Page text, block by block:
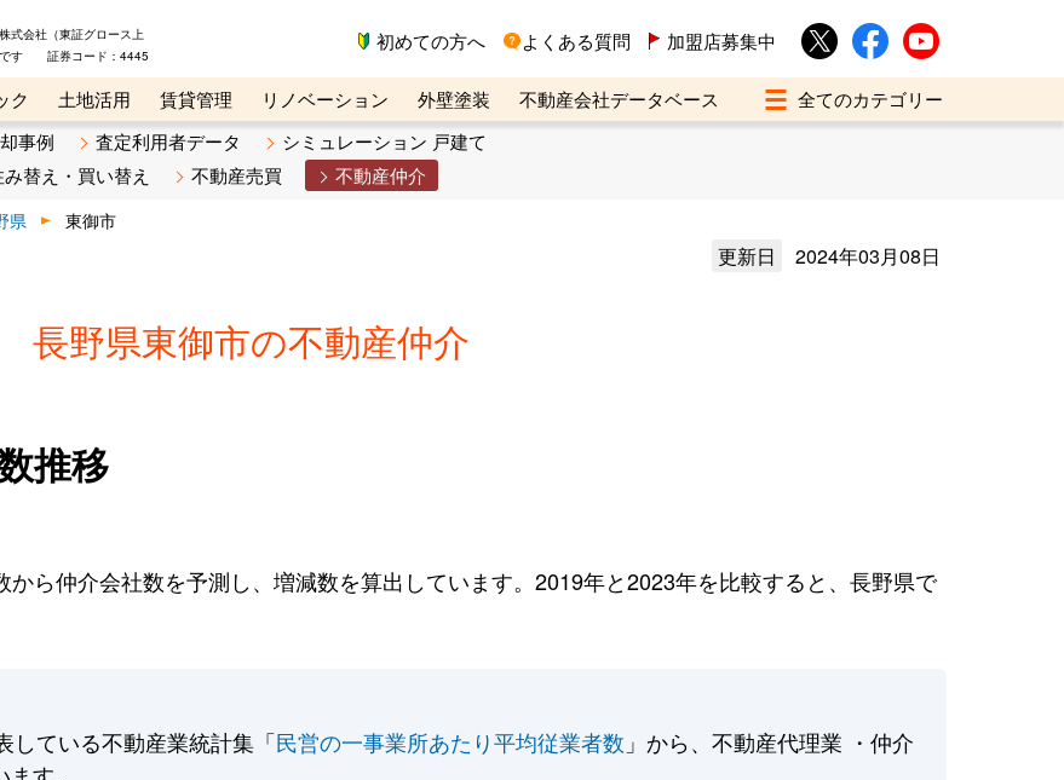
式会社（東証グロース上
です 証券コード：4445
初めての方へ よくある質問 加盟店募集中
ク 土地活用 賃貸管理 リノベーション 外壁塗装
不動産会社データベース
ン講座 リビンマガジンBiz 不動産売却ご相談デスク
事例 査定利用者データ
シミュレーション 戸建て
替え・買い替え 不動産売買 不動産仲介
県 東御市
更新日 2024年03月08日
長野県東御市の不動産仲介
推移
ら仲介会社数を予測し、増減数を算出しています。2019年と2023年を比較すると、長野県で
している不動産業統計集「民営の一事業所あたり平均従業者数 」から、不動産代理業 ・仲介